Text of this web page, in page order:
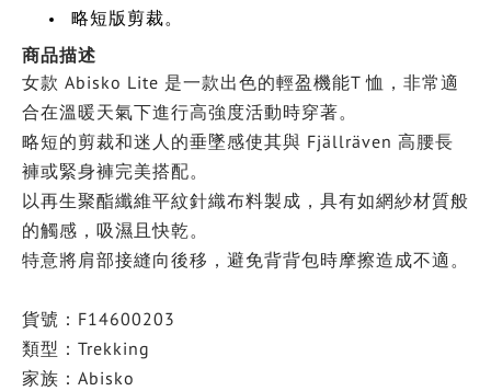
略短版剪裁。
商品描述
女款 Abisko Lite 是一款出色的輕盈機能T 恤，非常適
合在溫暖天氣下進行高強度活動時穿著。
略短的剪裁和迷人的垂墜感使其與 Fjällräven 高腰長
褲或緊身褲完美搭配。
以再生聚酯纖維平紋針織布料製成，具有如網紗材質般
的觸感，吸濕且快乾。
特意將肩部接縫向後移，避免背背包時摩擦造成不適。
貨號：F14600203
類型：Trekking
家族：Abisko